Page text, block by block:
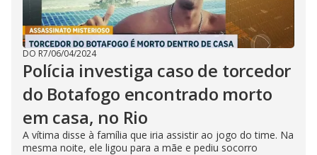
DO R7/06/04/2024
Polícia investiga caso de torcedor
do Botafogo encontrado morto
em casa, no Rio
A vítima disse à família que iria assistir ao jogo do time. Na
mesma noite, ele ligou para a mãe e pediu socorro